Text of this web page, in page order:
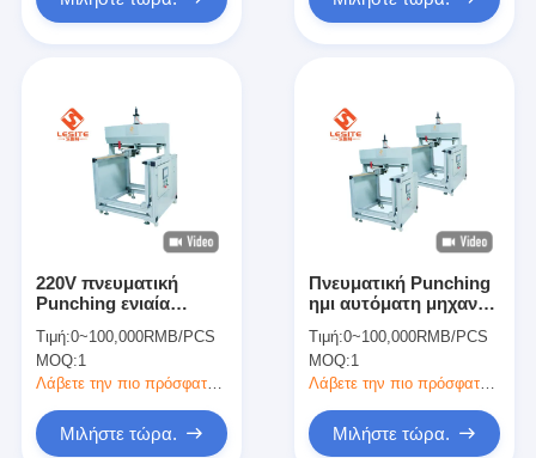
220V πνευματική
Punching ενιαία
ακρίβεια μηχανών
καρφώματος
Τιμή:0~100,000RMB/PCS
MOQ:1
Λάβετε την πιο πρόσφατη τιμή
Μιλήστε τώρα.
Πνευματική Punching
ημι αυτόματη μηχανή
φίλτρο
Τιμή:0~100,000RMB/PCS
MOQ:1
Μιλήστε τώρα.